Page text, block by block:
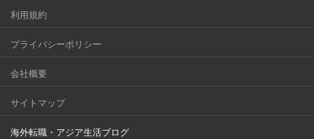
利用規約
プライバシーポリシー
会社概要
サイトマップ
海外転職・アジア生活ブログ